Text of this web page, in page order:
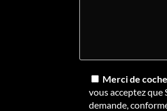
Merci de
vous acceptez
demande,